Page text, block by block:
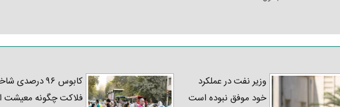
وزیر نفت در عملکرد
خود موفق نبوده است
کابوس ۹۶
فلاکت چگونه معیشت